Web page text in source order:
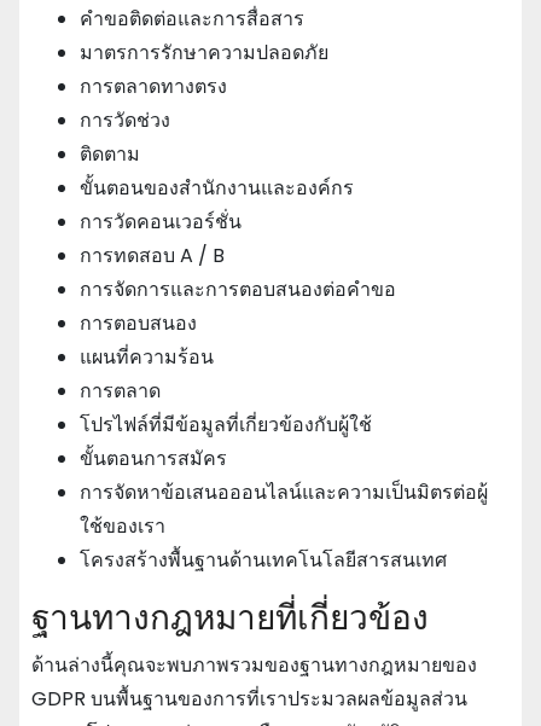
คําขอติดต่อและการสื่อสาร
มาตรการรักษาความปลอดภัย
การตลาดทางตรง
การวัดช่วง
ติดตาม
ขั้นตอนของสํานักงานและองค์กร
การวัดคอนเวอร์ชั่น
การทดสอบ A / B
การจัดการและการตอบสนองต่อคําขอ
การตอบสนอง
แผนที่ความร้อน
การตลาด
โปรไฟล์ที่มีข้อมูลที่เกี่ยวข้องกับผู้ใช้
ขั้นตอนการสมัคร
การจัดหาข้อเสนอออนไลน์และความเป็นมิตรต่อผู้
ใช้ของเรา
โครงสร้างพื้นฐานด้านเทคโนโลยีสารสนเทศ
ฐานทางกฎหมายที่เกี่ยวข้อง
ด้านล่างนี้คุณจะพบภาพรวมของฐานทางกฎหมายของ
GDPR บนพื้นฐานของการที่เราประมวลผลข้อมูลส่วน